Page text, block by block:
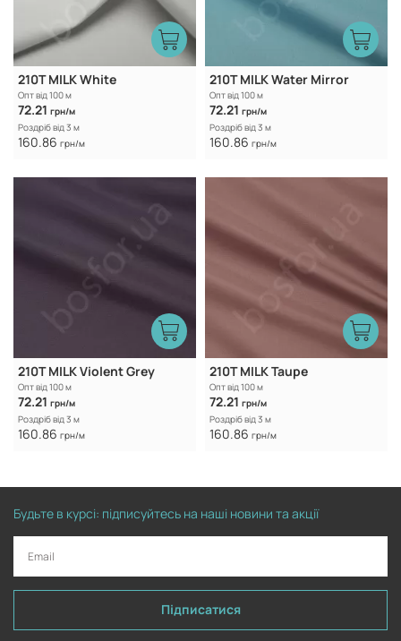
210T MILK White
Опт від 100 м
72.21 грн/м
Роздріб від 3 м
160.86 грн/м
210T MILK Water Mirror
Опт від 100 м
72.21 грн/м
Роздріб від 3 м
160.86 грн/м
210T MILK Violent Grey
Опт від 100 м
72.21 грн/м
Роздріб від 3 м
160.86 грн/м
210T MILK Taupe
Опт від 100 м
72.21 грн/м
Роздріб від 3 м
160.86 грн/м
Будьте в курсі: підписуйтесь на наші новини та акції
Підписатися